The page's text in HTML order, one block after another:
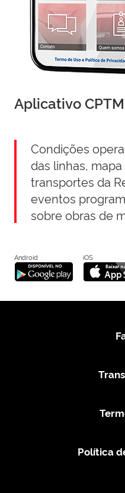
Aplicativo
Condições
das linhas,
transportes da
eventos
sobre obras de
Android iOS
Política